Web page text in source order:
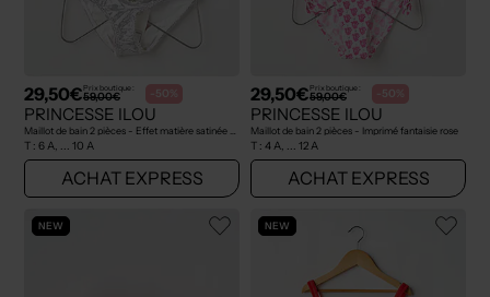
29,50€Prix boutique :
59,00€ -50%
PRINCESSE ILOU
T : 6 A, ... 10 A
ACHAT EXPRESS
29,50€Prix boutique :
59,00€ -50%
PRINCESSE ILOU
Maillot de bain 2 pièces - Imprimé fantaisie rose
T : 4 A, ... 12 A
ACHAT EXPRESS
NEW NEW